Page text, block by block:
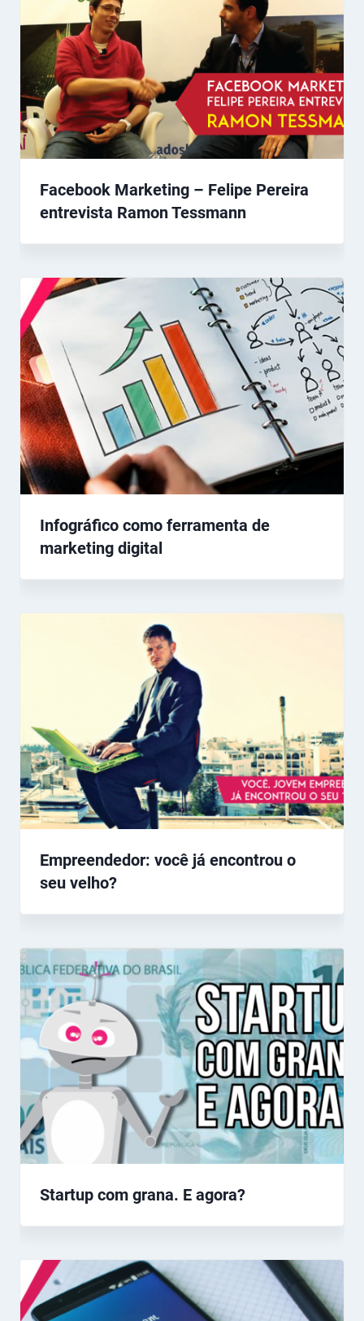
Facebook Marketing – Felipe Pereira
entrevista Ramon Tessmann
Infográfico como ferramenta de
marketing digital
Empreendedor: você já encontrou o
seu velho?
Startup com grana. E agora?